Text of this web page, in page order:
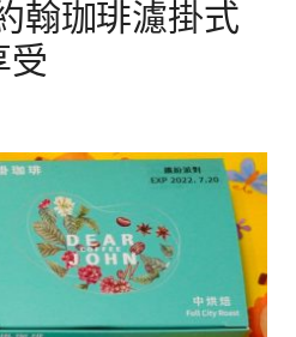
翰珈琲濾掛式
受